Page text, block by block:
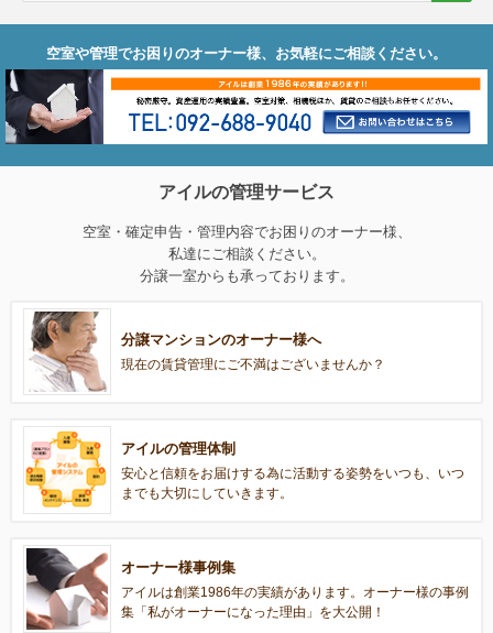
空室や管理でお困りのオーナー様、お気軽にご相談ください。
アイルの管理サービス
空室・確定申告・管理内容でお困りのオーナー様、
私達にご相談ください。
分譲一室からも承っております。
分譲マンションのオーナー様へ
現在の賃貸管理にご不満はございませんか？
アイルの管理体制
安心と信頼をお届けする為に活動する姿勢をいつも、いつ
までも大切にしていきます。
オーナー様事例集
アイルは創業1986年の実績があります。オーナー様の事例
集「私がオーナーになった理由」を大公開！